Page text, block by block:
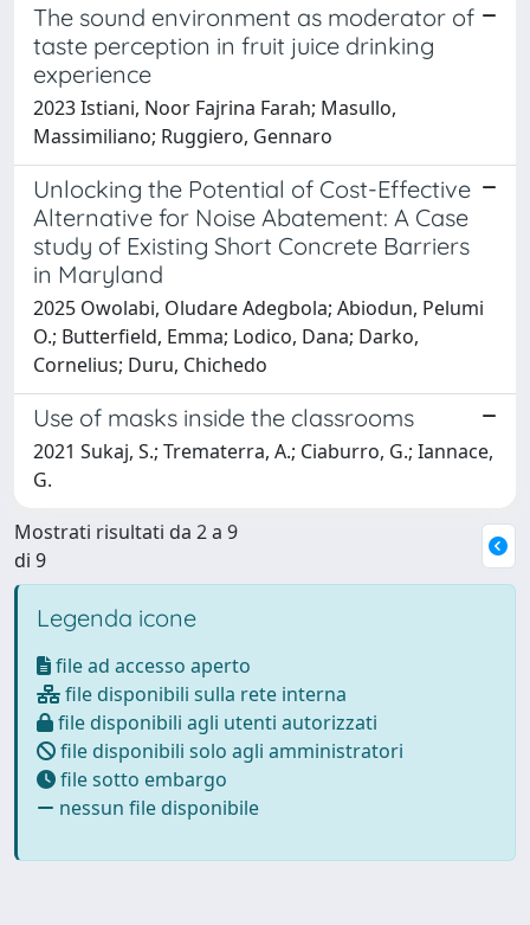
The sound environment as moderator of
taste perception in fruit juice drinking
experience
2023 Istiani, Noor Fajrina Farah; Masullo,
Massimiliano; Ruggiero, Gennaro
Unlocking the Potential of Cost-Effective
Alternative for Noise Abatement: A Case
study of Existing Short Concrete Barriers
in Maryland
2025 Owolabi, Oludare Adegbola; Abiodun, Pelumi
O.; Butterfield, Emma; Lodico, Dana; Darko,
Cornelius; Duru, Chichedo
Use of masks inside the classrooms
2021 Sukaj, S.; Trematerra, A.; Ciaburro, G.; Iannace,
G.
Mostrati risultati da 2 a 9
di 9
Legenda icone
file ad accesso aperto
file disponibili sulla rete interna
file disponibili agli utenti autorizzati
file disponibili solo agli amministratori
file sotto embargo
nessun file disponibile